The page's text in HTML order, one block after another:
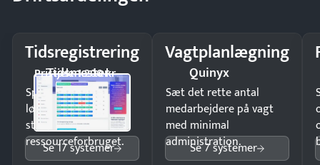
Tidsregistrering
Tidsmester
Pristjek: 1.200 kr
Spar tid på
lønberegning og få
styr på
ressourceforbruget.
Se 17 systemer
Vagtplanlægning
Quinyx
Sæt det rette antal
medarbejdere på vagt
med minimal
administration.
Se 7 systemer